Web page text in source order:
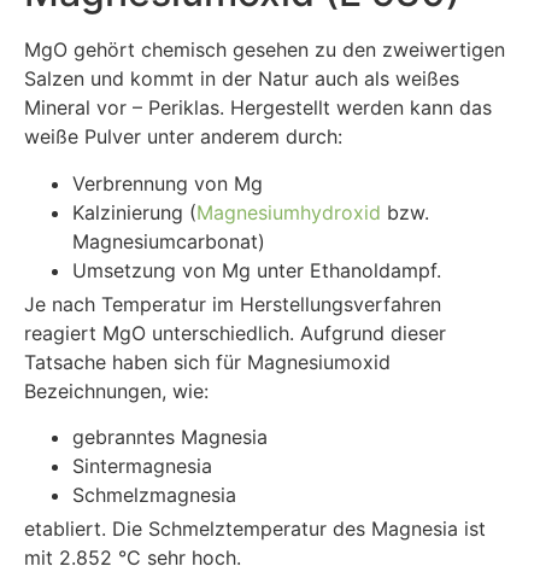
MgO gehört chemisch gesehen zu den zweiwertigen
Salzen und kommt in der Natur auch als weißes
Mineral vor – Periklas. Hergestellt werden kann das
weiße Pulver unter anderem durch:
Verbrennung von Mg
Kalzinierung (Magnesiumhydroxid bzw.
Magnesiumcarbonat)
Umsetzung von Mg unter Ethanoldampf.
Je nach Temperatur im Herstellungsverfahren
reagiert MgO unterschiedlich. Aufgrund dieser
Tatsache haben sich für Magnesiumoxid
Bezeichnungen, wie:
gebranntes Magnesia
Sintermagnesia
Schmelzmagnesia
etabliert. Die Schmelztemperatur des Magnesia ist
mit 2.852 °C sehr hoch.